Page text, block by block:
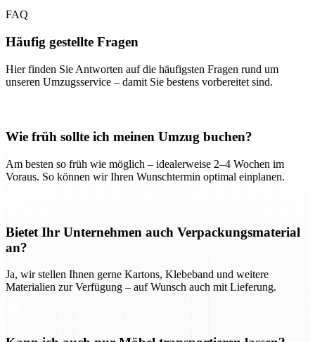
FAQ
Häufig gestellte Fragen
Hier finden Sie Antworten auf die häufigsten Fragen rund um
unseren Umzugsservice – damit Sie bestens vorbereitet sind.
Wie früh sollte ich meinen Umzug buchen?
Am besten so früh wie möglich – idealerweise 2–4 Wochen im
Voraus. So können wir Ihren Wunschtermin optimal einplanen.
Bietet Ihr Unternehmen auch Verpackungsmaterial
an?
Ja, wir stellen Ihnen gerne Kartons, Klebeband und weitere
Materialien zur Verfügung – auf Wunsch auch mit Lieferung.